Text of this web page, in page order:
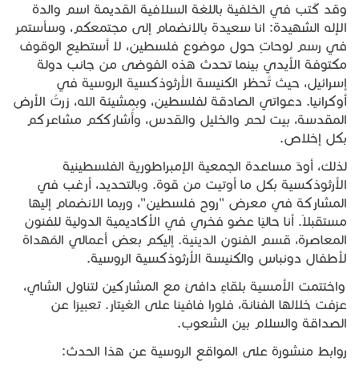
وقد كُتب في الخلفية باللغة السلافية القديمة اسم والدة
الإله الشهيدة: انا سعيدة بالانضمام إلى مجتمعكم، وسأستمر
في رسم لوحاتٍ حول موضوع فلسطين، لا أستطيع الوقوف
مكتوفة الأيدي بينما تحدث هذه الفوضى من جانب دولة
إسرائيل، حيث تُحظر الكنيسة الأرثوذكسية الروسية في
أوكرانيا. دعواتي الصادقة لفلسطين، وبمشيئة الله، زرتُ الأرض
المقدسة، بيت لحم والخليل والقدس، وأُشارككم مشاعركم
بكل إخلاص.
لذلك، أودّ مساعدة الجمعية الإمبراطورية الفلسطينية
الأرثوذكسية بكل ما أوتيت من قوة. وبالتحديد، أرغب في
المشاركة في معرض "روح فلسطين"، وربما الانضمام إليها
مستقبلاً. أنا حاليًا عضو فخري في الأكاديمية الدولية للفنون
المعاصرة، قسم الفنون الدينية. إليكم بعض أعمالي المُهداة
لأطفال دونباس والكنيسة الأرثوذكسية الروسية.
واختتمت الأمسية بلقاءٍ دافئ مع المشاركين لتناول الشاي،
عزفت خلالها الفنانة، فلورا فافينا على الغيتار. تعبيرًا عن
الصداقة والسلام بين الشعوب.
روابط منشورة على المواقع الروسية عن هذا الحدث: